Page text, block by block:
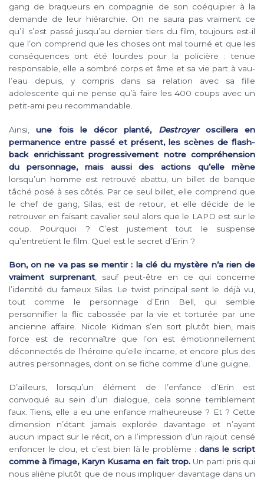
gang de braqueurs en compagnie de son coéquipier à la
demande de leur hiérarchie. On ne saura pas vraiment ce
qu’il s’est passé jusqu’au dernier tiers du film, toujours est-il
que l’on comprend que les choses ont mal tourné et que les
conséquences ont été lourdes pour la policière : tenue
responsable, elle a sombré corps et âme et sa vie part à vau-
l’eau depuis, y compris dans sa relation avec sa fille
adolescente qui ne pense qu’à faire les 400 coups avec un
petit-ami peu recommandable.
Ainsi,une fois le décor planté, Destroyeroscillera en
permanence entre passé et présent, les scènes de flash-
back enrichissant progressivement notre compréhension
du personnage, mais aussi des actions qu’elle mène
lorsqu’un homme est retrouvé abattu, un billet de banque
tâché posé à ses côtés. Par ce seul billet, elle comprend que
le chef de gang, Silas, est de retour, et elle décide de le
retrouver en faisant cavalier seul alors que le LAPD est sur le
coup. Pourquoi ? C’est justement tout le suspense
qu’entretient le film. Quel est le secret d’Erin ?
Bon, on ne va pas se mentir : la clé du mystère n’a rien de
vraiment surprenant , sauf peut-être en ce qui concerne
l’identité du fameux Silas. Le twist principal sent le déjà vu,
tout comme le personnage d’Erin Bell, qui semble
personnifier la flic cabossée par la vie et torturée par une
ancienne affaire. Nicole Kidman s’en sort plutôt bien, mais
force est de reconnaître que l’on est émotionnellement
déconnectés de l’héroïne qu’elle incarne, et encore plus des
autres personnages, dont on se fiche comme d’une guigne.
D’ailleurs, lorsqu’un élément de l’enfance d’Erin est
convoqué au sein d’un dialogue, cela sonne terriblement
faux. Tiens, elle a eu une enfance malheureuse ? Et ? Cette
dimension n’étant jamais explorée davantage et n’ayant
aucun impact sur le récit, on a l’impression d’un rajout censé
enfoncer le clou, et c’est bien là le problème :dans le script
comme à l’image, Karyn Kusama en fait trop.Un parti pris qui
nous aliène plutôt que de nous impliquer davantage dans un